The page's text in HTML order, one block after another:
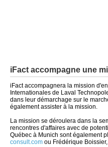
iFact accompagne une
iFact accompagnera la mission
Internationales de Laval
dans leur démarchage sur le
également assister à la mission.
La mission se déroulera dans la
rencontres d'affaires avec de
Québec à Munich sont également
consult.com ou Frédérique Boissier,